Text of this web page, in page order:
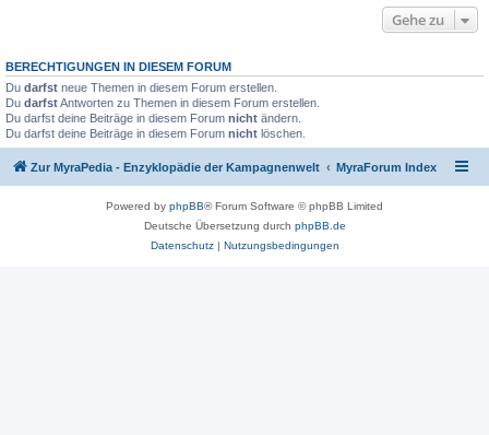
Gehe zu
BERECHTIGUNGEN IN DIESEM FORUM
Du darfst neue Themen in diesem Forum erstellen.
Du darfstAntworten zu Themen in diesem Forum erstellen.
Du darfst deine Beiträge in diesem Forum nicht ändern.
Du darfst deine Beiträge in diesem Forum nicht löschen.
Zur MyraPedia - Enzyklopädie der Kampagnenwelt MyraForum Index
Powered by phpBB® Forum Software © phpBB Limited
Deutsche Übersetzung durch phpBB.de
Datenschutz| Nutzungsbedingungen